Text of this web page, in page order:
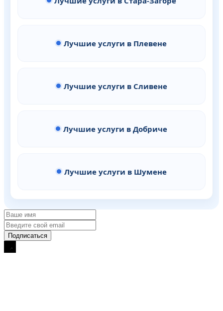
Лучшие услуги в Плевене
Лучшие услуги в Сливене
Лучшие услуги в Добриче
Лучшие услуги в Шумене